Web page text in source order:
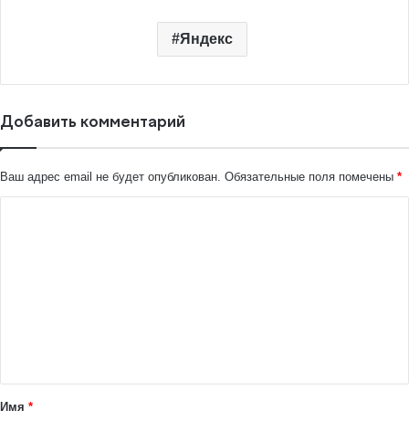
Яндекс
Добавить комментарий
Ваш адрес email не будет опубликован. Обязательные поля помечены *
аИмя *